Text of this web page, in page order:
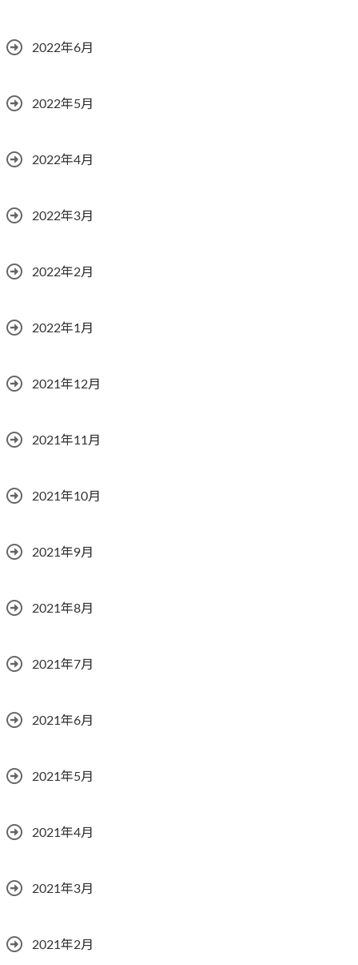
2022年6月
2022年5月
2022年4月
2022年3月
2022年2月
2022年1月
2021年12月
2021年11月
2021年10月
2021年9月
2021年8月
2021年7月
2021年6月
2021年5月
2021年4月
2021年3月
2021年2月